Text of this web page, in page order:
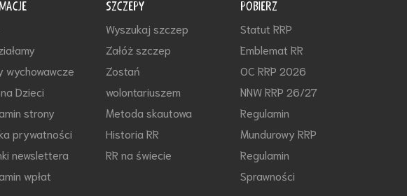
wychowawcze
Dzieci
strony
prywatności
newslettera
wpłat
SZCZEPY
Wyszukaj szczep
Załóż szczep
Zostań
wolontariuszem
Metoda skautowa
Historia RR
RR na świecie
POBIERZ
Statut RRP
Emblemat RR
OC RRP 2026
NNW RRP 26/27
Regulamin
Mundurowy RRP
Regulamin
Sprawności